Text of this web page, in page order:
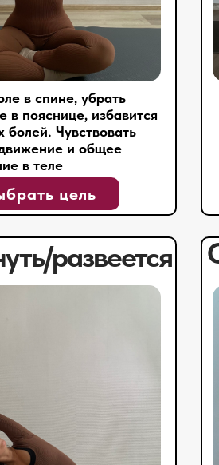
цель
в спине, убрать
в пояснице, избавится
болей. Чувствовать
и общее
в теле
развеется